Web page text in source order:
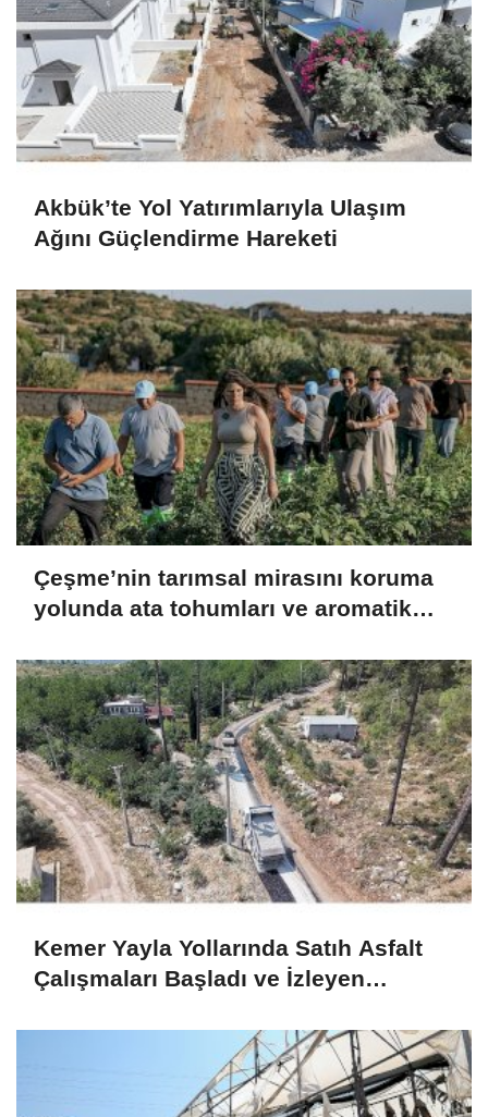
Akbük’te Yol Yatırımlarıyla Ulaşım
Ağını Güçlendirme Hareketi
Çeşme’nin tarımsal mirasını koruma
yolunda ata tohumları ve aromatik
Kemer Yayla Yollarında Satıh Asfalt
Çalışmaları Başladı ve İzleyen